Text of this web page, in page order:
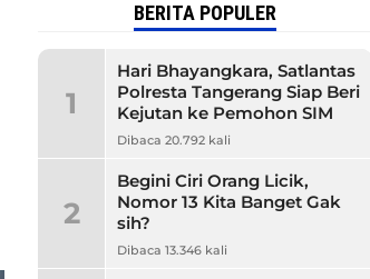
BERITA POPULER
1
Hari Bhayangkara, Satlantas
Polresta Tangerang Siap Beri
Kejutan ke Pemohon SIM
Dibaca 20.792 kali
2
Begini Ciri Orang Licik,
Nomor 13 Kita Banget Gak
sih?
Dibaca 13.346 kali